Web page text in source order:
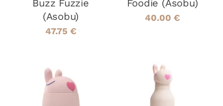
Buzz Fuzzie
(Asobu)
47.75 €
Foodie (Asobu)
40.00 €
AJOUTER AU
AJOUTER AU